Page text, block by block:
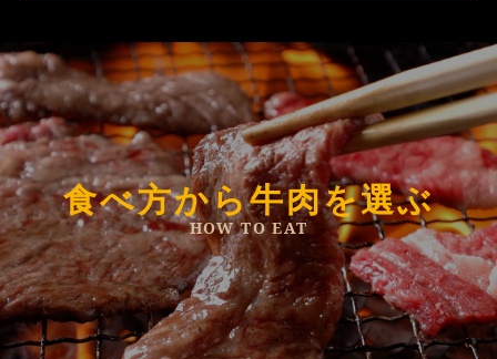
食べ方から牛肉を選ぶ
HOW TO EAT